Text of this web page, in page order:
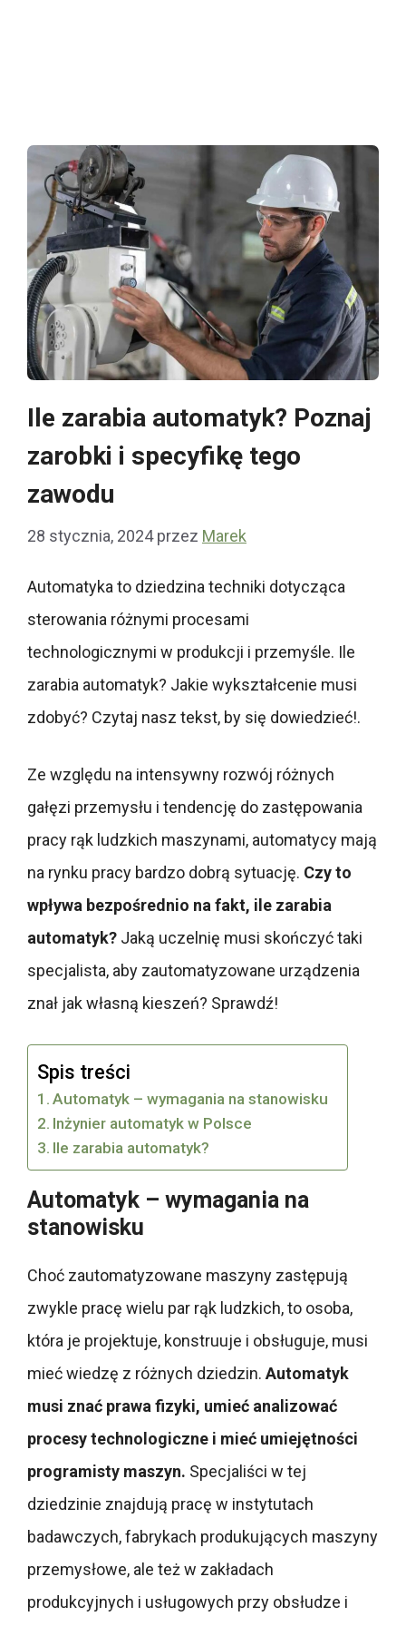
Ile zarabia automatyk? Poznaj
zarobki i specyfikę tego
zawodu
28 stycznia, 2024 przez Marek
Automatyka to dziedzina techniki dotycząca
sterowania różnymi procesami
technologicznymi w produkcji i przemyśle. Ile
zarabia automatyk? Jakie wykształcenie musi
zdobyć? Czytaj nasz tekst, by się dowiedzieć!.
Ze względu na intensywny rozwój różnych
gałęzi przemysłu i tendencję do zastępowania
pracy rąk ludzkich maszynami, automatycy mają
na rynku pracy bardzo dobrą sytuację. Czy to
wpływa bezpośrednio na fakt, ile zarabia
automatyk? Jaką uczelnię musi skończyć taki
specjalista, aby zautomatyzowane urządzenia
znał jak własną kieszeń? Sprawdź!
Spis treści
Automatyk – wymagania na stanowisku
Inżynier automatyk w Polsce
Ile zarabia automatyk?
Automatyk – wymagania na
stanowisku
Choć zautomatyzowane maszyny zastępują
zwykle pracę wielu par rąk ludzkich, to osoba,
która je projektuje, konstruuje i obsługuje, musi
mieć wiedzę z różnych dziedzin. Automatyk
musi znać prawa fizyki, umieć analizować
procesy technologiczne i mieć umiejętności
programisty maszyn. Specjaliści w tej
dziedzinie znajdują pracę w instytutach
badawczych, fabrykach produkujących maszyny
przemysłowe, ale też w zakładach
produkcyjnych i usługowych przy obsłudze i